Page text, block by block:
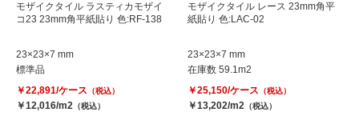
モザイクタイル ラスティカモザイ
コ23 23mm角平紙貼り 色:RF-138
23×23×7 mm
標準品
￥22,891/ケース （税込）
￥12,016/m2 （税込）
モザイクタイル レース 23mm角平
紙貼り 色:LAC-02
23×23×7 mm
在庫数 59.1m2
￥25,150/ケース （税込）
￥13,202/m2 （税込）